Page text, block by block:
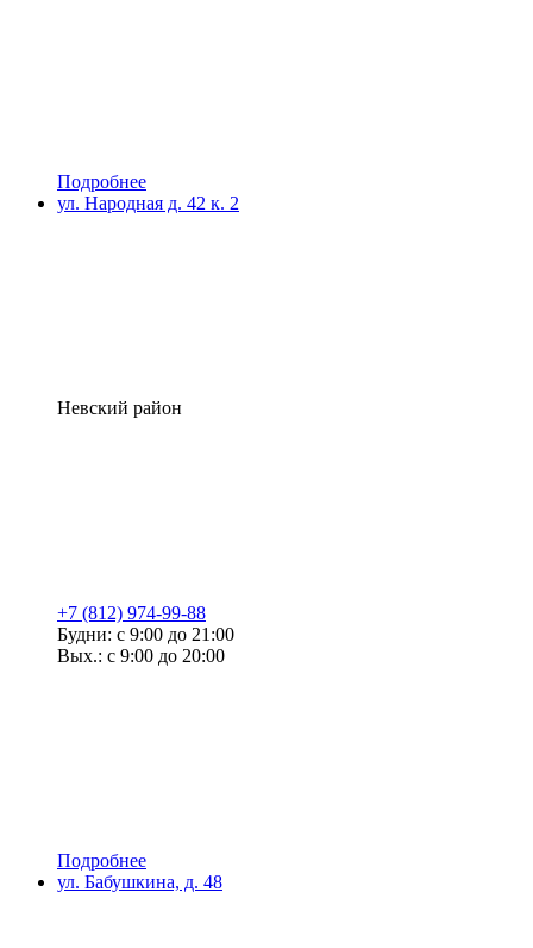
Подробнее
ул. Народная д. 42 к. 2
Невский район
+7 (812) 974-99-88
Будни: с 9:00 до 21:00
Вых.: с 9:00 до 20:00
Подробнее
ул. Бабушкина, д. 48